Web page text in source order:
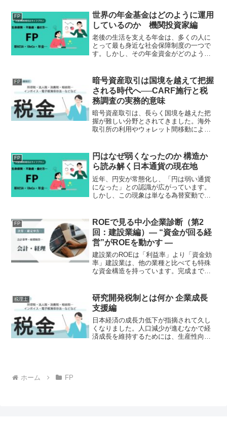
年度税制改正では、この移行を円滑にす
るため、簡易課税制度選択...
FP
世界の年金基金はどのように運用
しているのか 機関投資家編
老後の生活を支える年金は、多くの人に
とって最も身近な社会保障制度の一つで
す。しかし、その年金資金がどのように
ら数百兆円規模の資産を運用する巨大な
年金基金が存在します。彼...
FP
暗号資産取引は国境を越えて把握
される時代へ──CARF施行と税
務調査の実務的意味
暗号資産取引は、長らく国境を越えた把
握が難しい分野とされてきました。海外
取引所の利用やウォレット間移動によ
めです。しかし、令和8年1月から始まる
国際的な情報交換制度によ...
FP
円はなぜ弱くなったのか 構造か
ら読み解く日本通貨の現在地
近年、円安が常態化し、「円は弱い通貨
になった」との認識が広がっています。
しかし、この現象は単なる為替変動では
因ではなく構造的な視点から整理しま
す。為替は価格ではなく「構...
FP
ROEで見る中小企業診断（第2
回：建設業編）― “資金が回る経
営”がROEを動かす ―
建設業のROEは「利益率」より「資金効
率」建設業は、他の業種と比べても特殊
な資金構造を持っています。完成まで時
上は完成基準や進行基準に左右され、実
際の入金まで資金ギャッ...
税理士
研究開発税制とは何か 企業成長
支援編
日本経済の成長力低下が指摘されて久し
くなりました。人口減少が進むなかで経
済成長を維持するためには、生産性向上
ホーム
FP